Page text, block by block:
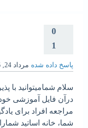
0
1
پاسخ داده شده مرداد 24, 1396
سلام شمامیتوانید با
درآن فایل آموزشی
مراجعه افراد برای
شما، خانه اساتید